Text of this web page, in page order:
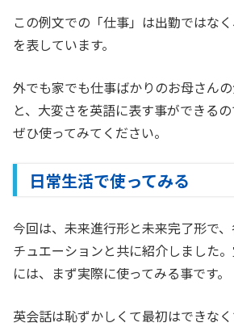
この例文での「仕事」は出勤ではな
を表しています。
外でも家でも仕事ばかりのお母さん
と、大変さを英語に表す事ができる
ぜひ使ってみてください。
日常生活で使ってみる
今回は、未来進行形と未来完了形で
チュエーションと共に紹介しました
には、まず実際に使ってみる事です。
英会話は恥ずかしくて最初はできな